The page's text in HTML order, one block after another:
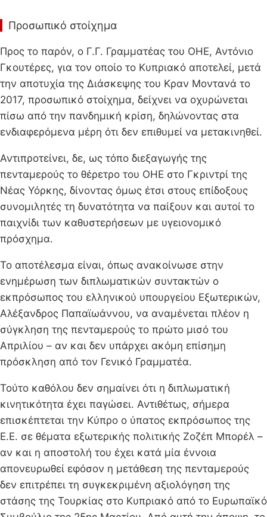
Προσωπικό στοίχημα
Προς το παρόν, ο Γ.Γ. Γραμματέας του ΟΗΕ, Αντόνιο
Γκουτέρες, για τον οποίο το Κυπριακό αποτελεί, μετά
την αποτυχία της Διάσκεψης του Κραν Μοντανά το
2017, προσωπικό στοίχημα, δείχνει να οχυρώνεται
πίσω από την πανδημική κρίση, δηλώνοντας στα
ενδιαφερόμενα μέρη ότι δεν επιθυμεί να μετακινηθεί.
Αντιπροτείνει, δε, ως τόπο διεξαγωγής της
πενταμερούς το θέρετρο του ΟΗΕ στο Γκριντρί της
Νέας Υόρκης, δίνοντας όμως έτσι στους επίδοξους
συνομιλητές τη δυνατότητα να παίξουν και αυτοί το
παιχνίδι των καθυστερήσεων με υγειονομικό
πρόσχημα.
Το αποτέλεσμα είναι, όπως ανακοίνωσε στην
ενημέρωση των διπλωματικών συντακτών ο
εκπρόσωπος του ελληνικού υπουργείου Εξωτερικών,
Αλέξανδρος Παπαϊωάννου, να αναμένεται πλέον η
σύγκληση της πενταμερούς το πρώτο μισό του
Απριλίου – αν και δεν υπάρχει ακόμη επίσημη
πρόσκληση από τον Γενικό Γραμματέα.
Τούτο καθόλου δεν σημαίνει ότι η διπλωματική
κινητικότητα έχει παγώσει. Αντιθέτως, σήμερα
επισκέπτεται την Κύπρο ο ύπατος εκπρόσωπος της
Ε.Ε. σε θέματα εξωτερικής πολιτικής Ζοζέπ Μπορέλ –
αν και η αποστολή του έχει κατά μία έννοια
απονευρωθεί εφόσον η μετάθεση της πενταμερούς
δεν επιτρέπει τη συγκεκριμένη αξιολόγηση της
στάσης της Τουρκίας στο Κυπριακό από το Ευρωπαϊκό